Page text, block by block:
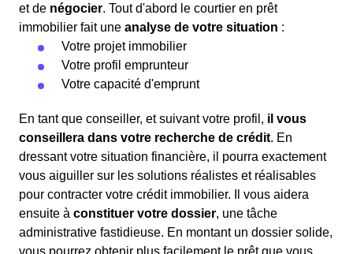
et de négocier. Tout d'abord le courtier en prêt
immobilier fait une analyse de votre situation :
Votre projet immobilier
Votre profil emprunteur
Votre capacité d'emprunt
En tant que conseiller, et suivant votre profil, il vous
conseillera dans votre recherche de crédit. En
dressant votre situation financière, il pourra exactement
vous aiguiller sur les solutions réalistes et réalisables
pour contracter votre crédit immobilier. Il vous aidera
ensuite à constituer votre dossier, une tâche
administrative fastidieuse. En montant un dossier solide,
vous pourrez obtenir plus facilement le prêt que vous